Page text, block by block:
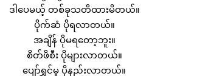
ဒါပေမယ့် တစ်ခုသတိထားမိတယ်။
ပိုက်ဆံ ပိုရလာတယ်။
အချိန် ပိုမရတော့ဘူး။
စိတ်ဖိစီး ပိုများလာတယ်။
ပျော်ရွှင်မှု ပိုနည်းလာတယ်။